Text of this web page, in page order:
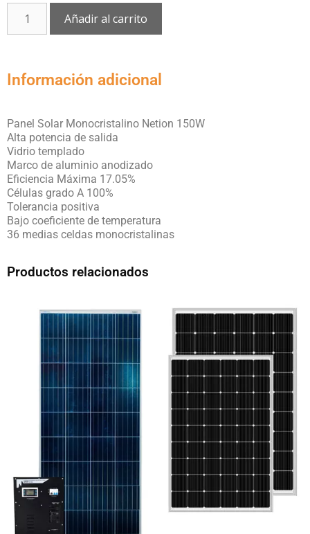
Añadir al carrito
Información adicional
Panel Solar Monocristalino Netion 150W
Alta potencia de salida
Vidrio templado
Marco de aluminio anodizado
Eficiencia Máxima 17.05%
Células grado A 100%
Tolerancia positiva
Bajo coeficiente de temperatura
36 medias celdas monocristalinas
Productos relacionados